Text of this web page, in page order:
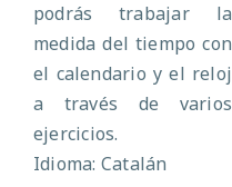
podrás trabajar la
medida del tiempo con
el calendario y el reloj
a través de varios
ejercicios.
Idioma: Catalán